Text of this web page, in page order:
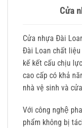
Cửa
Cửa nhựa Đài
Đài Loan chất
kế kết cấu chịu
cao cấp có khả
nhà vệ sinh và
Với công nghệ
phẩm không bị